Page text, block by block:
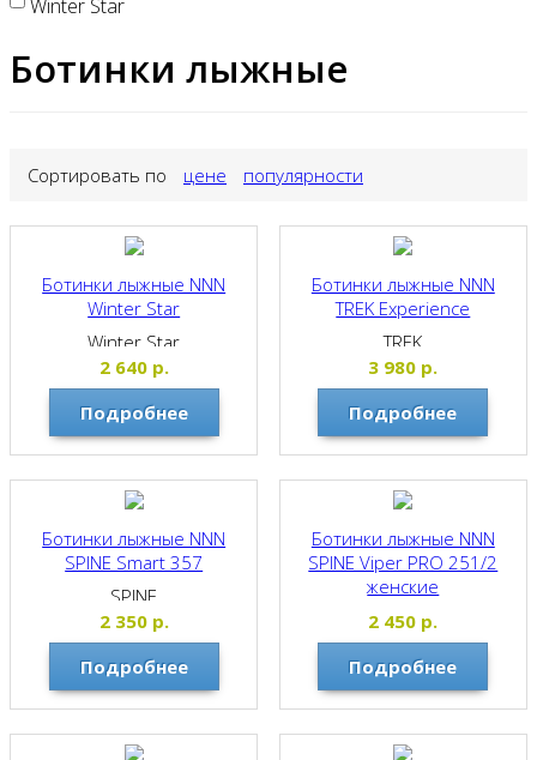
Winter Star
Ботинки лыжные
Сортировать по цене популярности
Ботинки лыжные NNN
Winter Star
Winter Star
2 640р.
Подробнее
Ботинки лыжные NNN
TREK Experience
TREK
3 980 р.
Подробнее
Ботинки лыжные NNN
SPINE Smart 357
SPINE
2 350р.
Подробнее
Ботинки лыжные NNN
SPINE Viper PRO 251/2
женские
SPINE
2 450 р.
Подробнее